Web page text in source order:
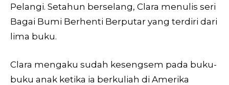
Pelangi. Setahun berselang, Clara menulis seri
Bagai Bumi Berhenti Berputar yang terdiri dari
lima buku.
Clara mengaku sudah kesengsem pada buku-
buku anak ketika ia berkuliah di Amerika